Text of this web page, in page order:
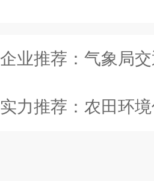
企业推荐：气象局交通气象能见度监
实力推荐：农田环境信息采集与远程